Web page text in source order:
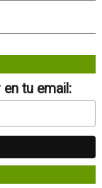
tu email: